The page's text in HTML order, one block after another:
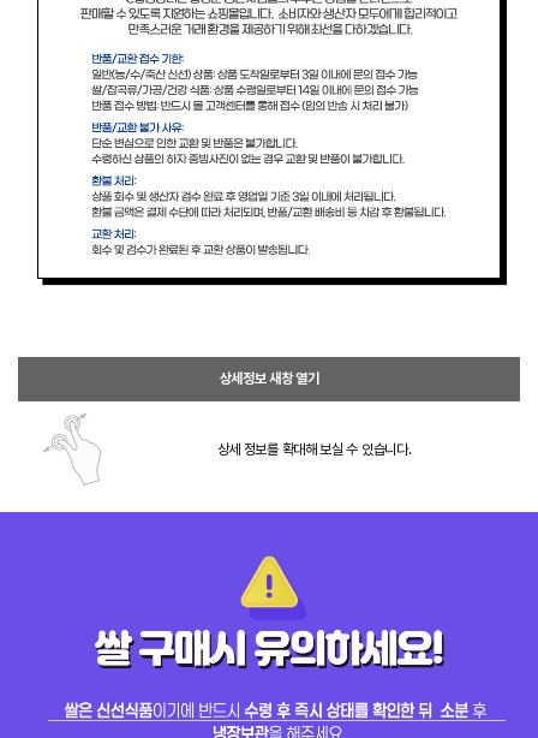
상세정보 새창 열기
상세 정보를 확대해 보실 수 있습니다.